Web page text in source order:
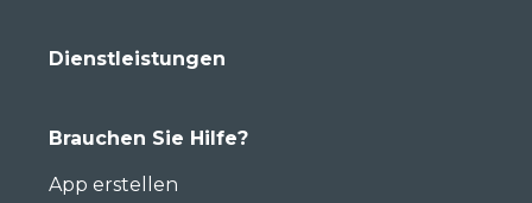
Dienstleistungen
Brauchen Sie Hilfe?
App erstellen